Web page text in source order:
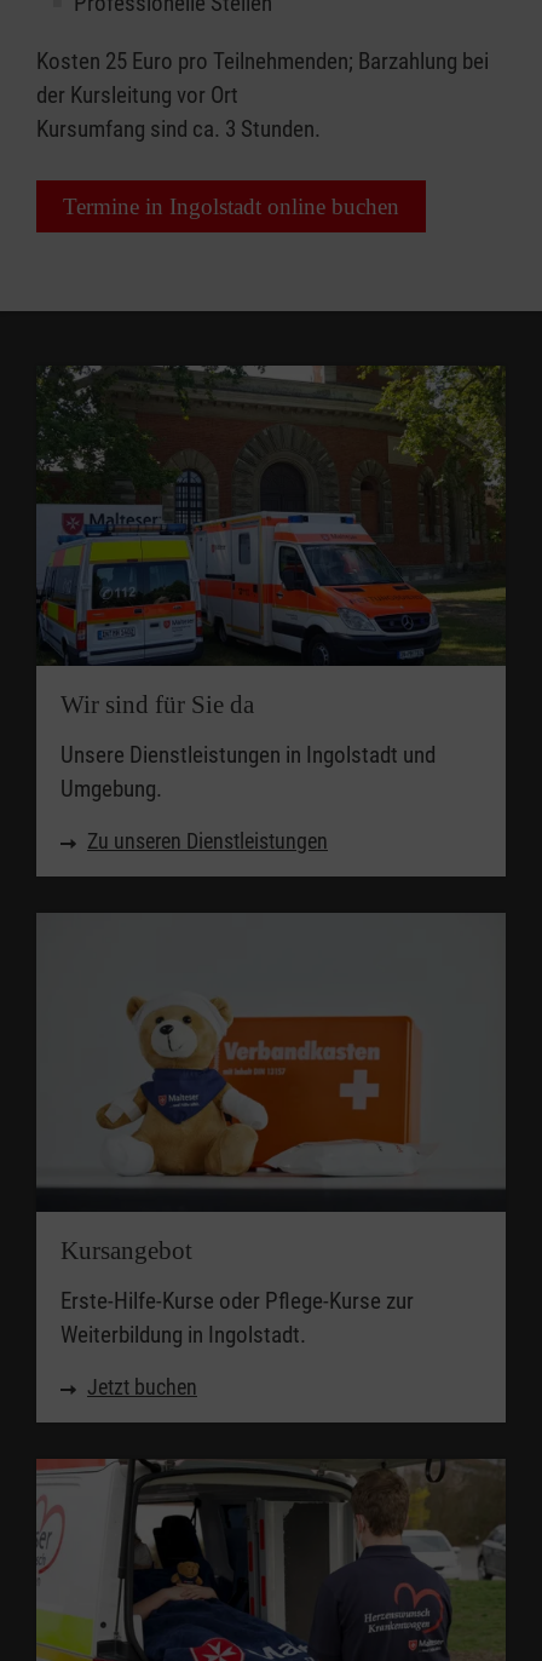
Kosten 25 Euro pro Teilnehmenden; Barzahlung bei
der Kursleitung vor Ort
Kursumfang sind ca. 3 Stunden.
Termine in Ingolstadt online buchen
Wir sind für Sie da
Unsere Dienstleistungen in Ingolstadt und
Umgebung.
Zu unseren Dienstleistungen
Kursangebot
Erste-Hilfe-Kurse oder Pflege-Kurse zur
Weiterbildung in Ingolstadt.
Jetzt buchen